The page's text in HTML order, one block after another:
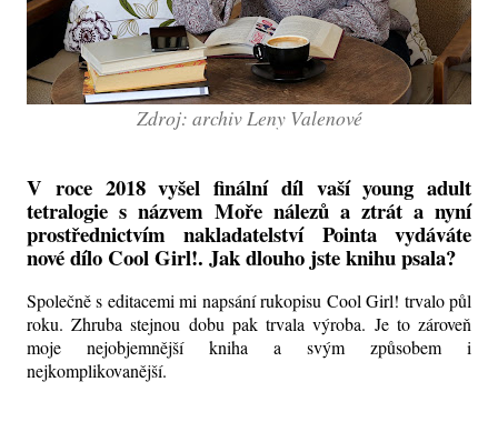
Zdroj: archiv Leny Valenové
V roce 2018 vyšel finální díl vaší young adult
tetralogie s názvem Moře nálezů a ztrát a nyní
prostřednictvím nakladatelství Pointa vydáváte
nové dílo Cool Girl!. Jak dlouho jste knihu psala?
Společně s editacemi mi napsání rukopisu Cool Girl! trvalo půl
roku. Zhruba stejnou dobu pak trvala výroba. Je to zároveň
moje nejobjemnější kniha a svým způsobem i
nejkomplikovanější.